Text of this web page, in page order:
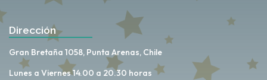
Dirección
Gran Bretaña 1058, Punta Arenas, Chile
Lunes a Viernes 14.00 a 20.30 horas